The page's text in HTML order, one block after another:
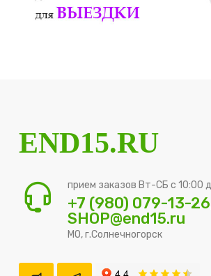
END15.RU
прием заказов Вт-СБ с 10:00
+7 (980) 079-13-26
SHOP@end15.ru
МО, г.Солнечногорск